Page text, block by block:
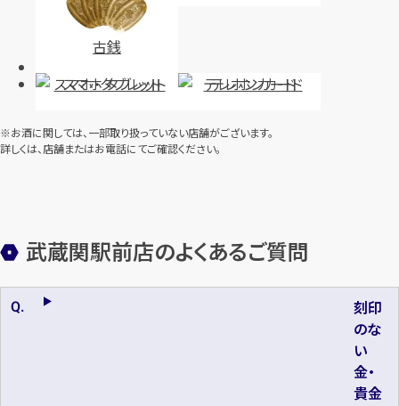
古銭
スマホ・タブレット テレホンカード
※お酒に関しては、一部取り扱っていない店舗がございます。
詳しくは、店舗またはお電話にてご確認ください。
武蔵関駅前店のよくあるご質問
刻印
のな
い
金・
貴金